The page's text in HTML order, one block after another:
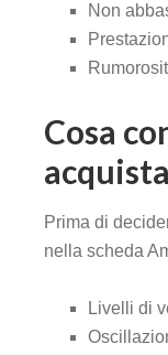
Non
Cosa
Prima di
nella scheda
Livelli di